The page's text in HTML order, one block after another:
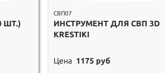
ШТ.)
СВП07
ИНСТРУМЕНТ ДЛЯ СВП 3D
KRESTIKI
Цена 1175 руб